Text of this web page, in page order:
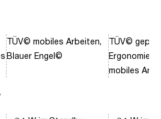
TÜV© mobiles Arbeiten,
Blauer Engel©
TÜV©
Ergonomie,
mobiles